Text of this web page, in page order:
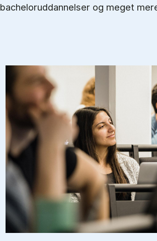
bacheloruddannelser og meget